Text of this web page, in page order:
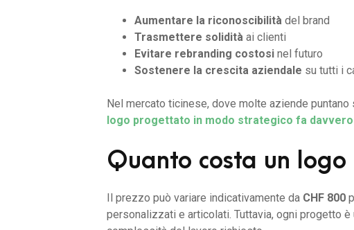
Aumentare la riconoscibilità del brand
Trasmettere solidità ai clienti
Evitare rebranding costosi nel futuro
Sostenere la crescita aziendale su tutti i
Nel mercato ticinese, dove molte aziende
logo progettato in modo strategico fa
Quanto costa un logo
Il prezzo può variare indicativamente da CHF 800
personalizzati e articolati. Tuttavia, ogni progetto